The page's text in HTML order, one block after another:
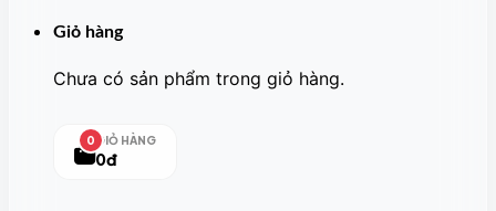
Giỏ hàng
Chưa có sản phẩm trong giỏ hàng.
0 GIỎ HÀNG
0đ